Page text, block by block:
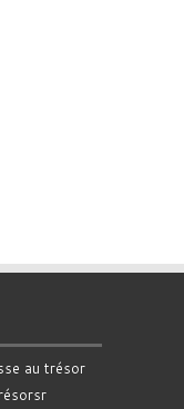
au trésor